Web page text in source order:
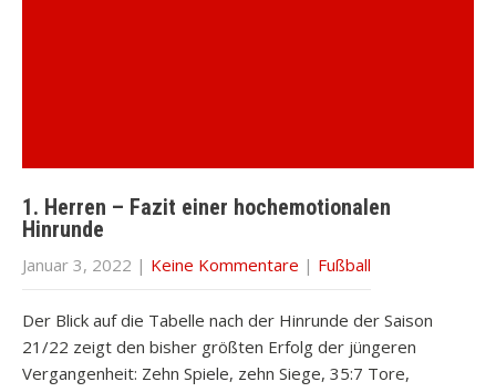
1. Herren – Fazit einer hochemotionalen
Hinrunde
Januar 3, 2022 | Keine Kommentare | Fußball
Der Blick auf die Tabelle nach der Hinrunde der Saison
21/22 zeigt den bisher größten Erfolg der jüngeren
Vergangenheit: Zehn Spiele, zehn Siege, 35:7 Tore,